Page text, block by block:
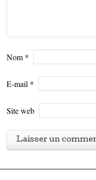
Nom *
E-mail *
Site web